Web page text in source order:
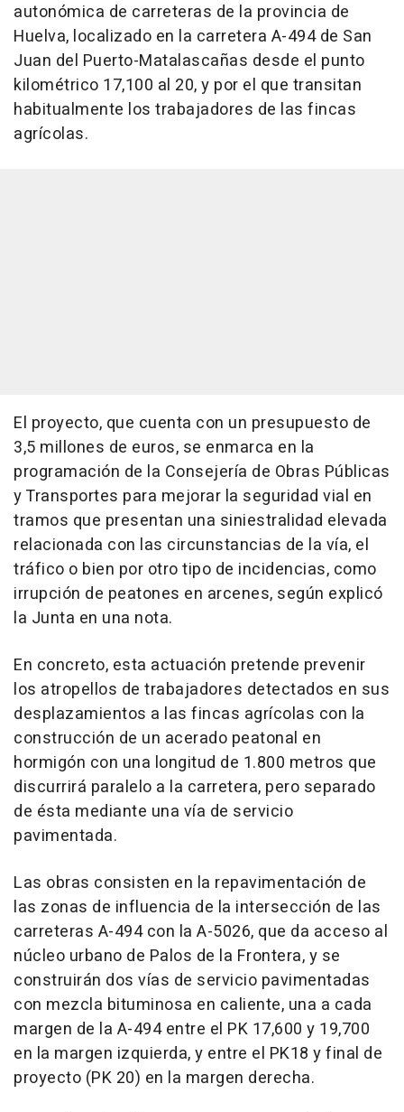
autonómica de carreteras de la provincia de
Huelva, localizado en la carretera A-494 de San
Juan del Puerto-Matalascañas desde el punto
kilométrico 17,100 al 20, y por el que transitan
habitualmente los trabajadores de las fincas
agrícolas.
El proyecto, que cuenta con un presupuesto de
3,5 millones de euros, se enmarca en la
programación de la Consejería de Obras Públicas
y Transportes para mejorar la seguridad vial en
tramos que presentan una siniestralidad elevada
relacionada con las circunstancias de la vía, el
tráfico o bien por otro tipo de incidencias, como
irrupción de peatones en arcenes, según explicó
la Junta en una nota.
En concreto, esta actuación pretende prevenir
los atropellos de trabajadores detectados en sus
desplazamientos a las fincas agrícolas con la
construcción de un acerado peatonal en
hormigón con una longitud de 1.800 metros que
discurrirá paralelo a la carretera, pero separado
de ésta mediante una vía de servicio
pavimentada.
Las obras consisten en la repavimentación de
las zonas de influencia de la intersección de las
carreteras A-494 con la A-5026, que da acceso al
núcleo urbano de Palos de la Frontera, y se
construirán dos vías de servicio pavimentadas
con mezcla bituminosa en caliente, una a cada
margen de la A-494 entre el PK 17,600 y 19,700
en la margen izquierda, y entre el PK18 y final de
proyecto (PK 20) en la margen derecha.